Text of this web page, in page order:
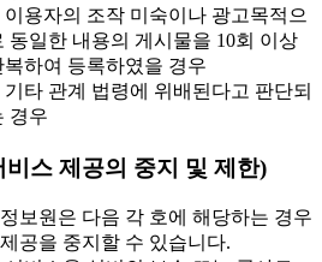
이용자의 조작 미숙이나 광고목적으
동일한 내용의 게시물을 10회 이상
복하여 등록하였을 경우
기타 관계 법령에 위배된다고 판단되
경우
비스 제공의 중지 및 제한)
보원은 다음 각 호에 해당하는 경우
공을 중지할 수 있습니다.